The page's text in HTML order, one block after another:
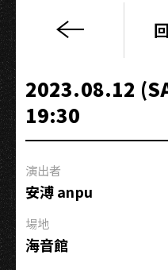
The
Kids
–
JATAYU
Taiwan
Kaohsiung
2023.08.12
19:30
演出者
安溥 anpu
場地
海音館